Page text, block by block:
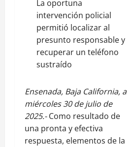
La oportuna
intervención policial
permitió localizar al
presunto responsable y
recuperar un teléfono
sustraído
Ensenada, Baja California, a
miércoles 30 de julio de
2025.-Como resultado de
una pronta y efectiva
respuesta, elementos de la